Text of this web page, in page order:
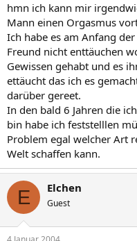
hmn ich kann mir
Mann einen Orgasmus
Ich habe es am Anfang
Freund nicht enttäuchen
Gewissen gehabt und es
ettäucht das ich es
darüber gereet.
In den bald 6 Jahren die
bin habe ich feststelllen
Problem egal welcher Art
Welt schaffen kann.
E Elchen
Guest